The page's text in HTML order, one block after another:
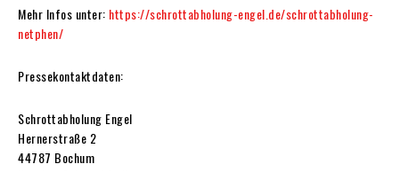
Mehr Infos unter: https://schrottabholung-engel.de/schrottabholung-
netphen/
Pressekontaktdaten:
Schrottabholung Engel
Hernerstraße 2
44787 Bochum